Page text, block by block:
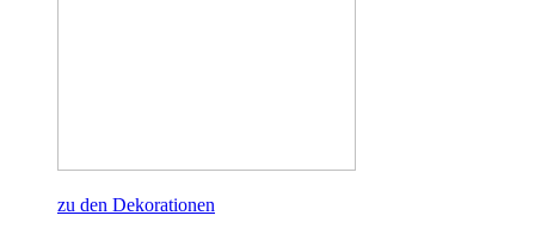
zu den Dekorationen